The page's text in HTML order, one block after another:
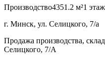
Производство4351.2 м²1 этаж
г. Минск, ул. Селицкого, 7/а
Продажа производства,
Селицкого, 7/А